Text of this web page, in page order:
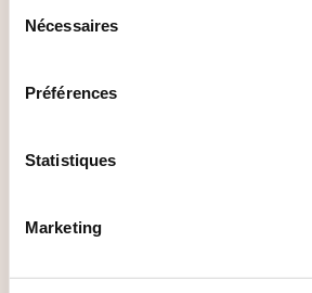
Nécessaires
Préférences
Statistiques
Marketing
PÉDAGOGIQUES